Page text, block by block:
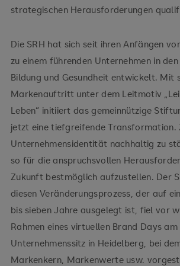
strategischen Herausforderungen
Die SRH hat sich seit ihren Anfängen
zu einem führenden Unternehmen in
Bildung und Gesundheit entwickelt. Mit
Markenauftritt unter dem Leitmotiv
Leben“ initiiert das gemeinnützige
jetzt eine tiefgreifende Transformation.
Unternehmensidentität nachhaltig zu
so für die anspruchsvollen
Zukunft bestmöglich aufzustellen. Der
diesen Veränderungsprozess, der auf
bis sieben Jahre ausgelegt ist, fiel vor
Rahmen eines virtuellen Brand Days am
Unternehmenssitz in Heidelberg, bei
Markenkern, Markenwerte usw.